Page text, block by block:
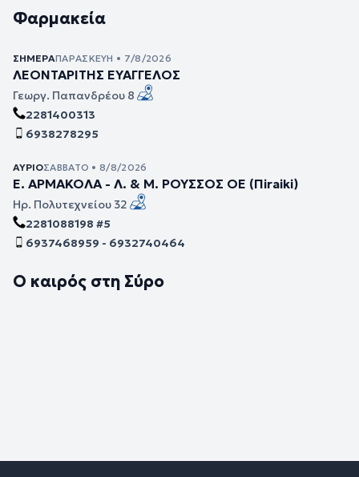
Φαρμακεία
ΣΉΜΕΡΑΠΑΡΑΣΚΕΥΉ • 7/8/2026
ΛΕΟΝΤΑΡΙΤΗΣ ΕΥΑΓΓΕΛΟΣ
Γεωργ. Παπανδρέου 8
2281400313
6938278295
ΑΎΡΙΟΣΆΒΒΑΤΟ • 8/8/2026
Ε. ΑΡΜΑΚΟΛΑ - Λ. & Μ. ΡΟΥΣΣΟΣ ΟΕ (Πiraiki)
Ηρ. Πολυτεχνείου 32
2281088198 #5
6937468959 - 6932740464
Ο καιρός στη Σύρο